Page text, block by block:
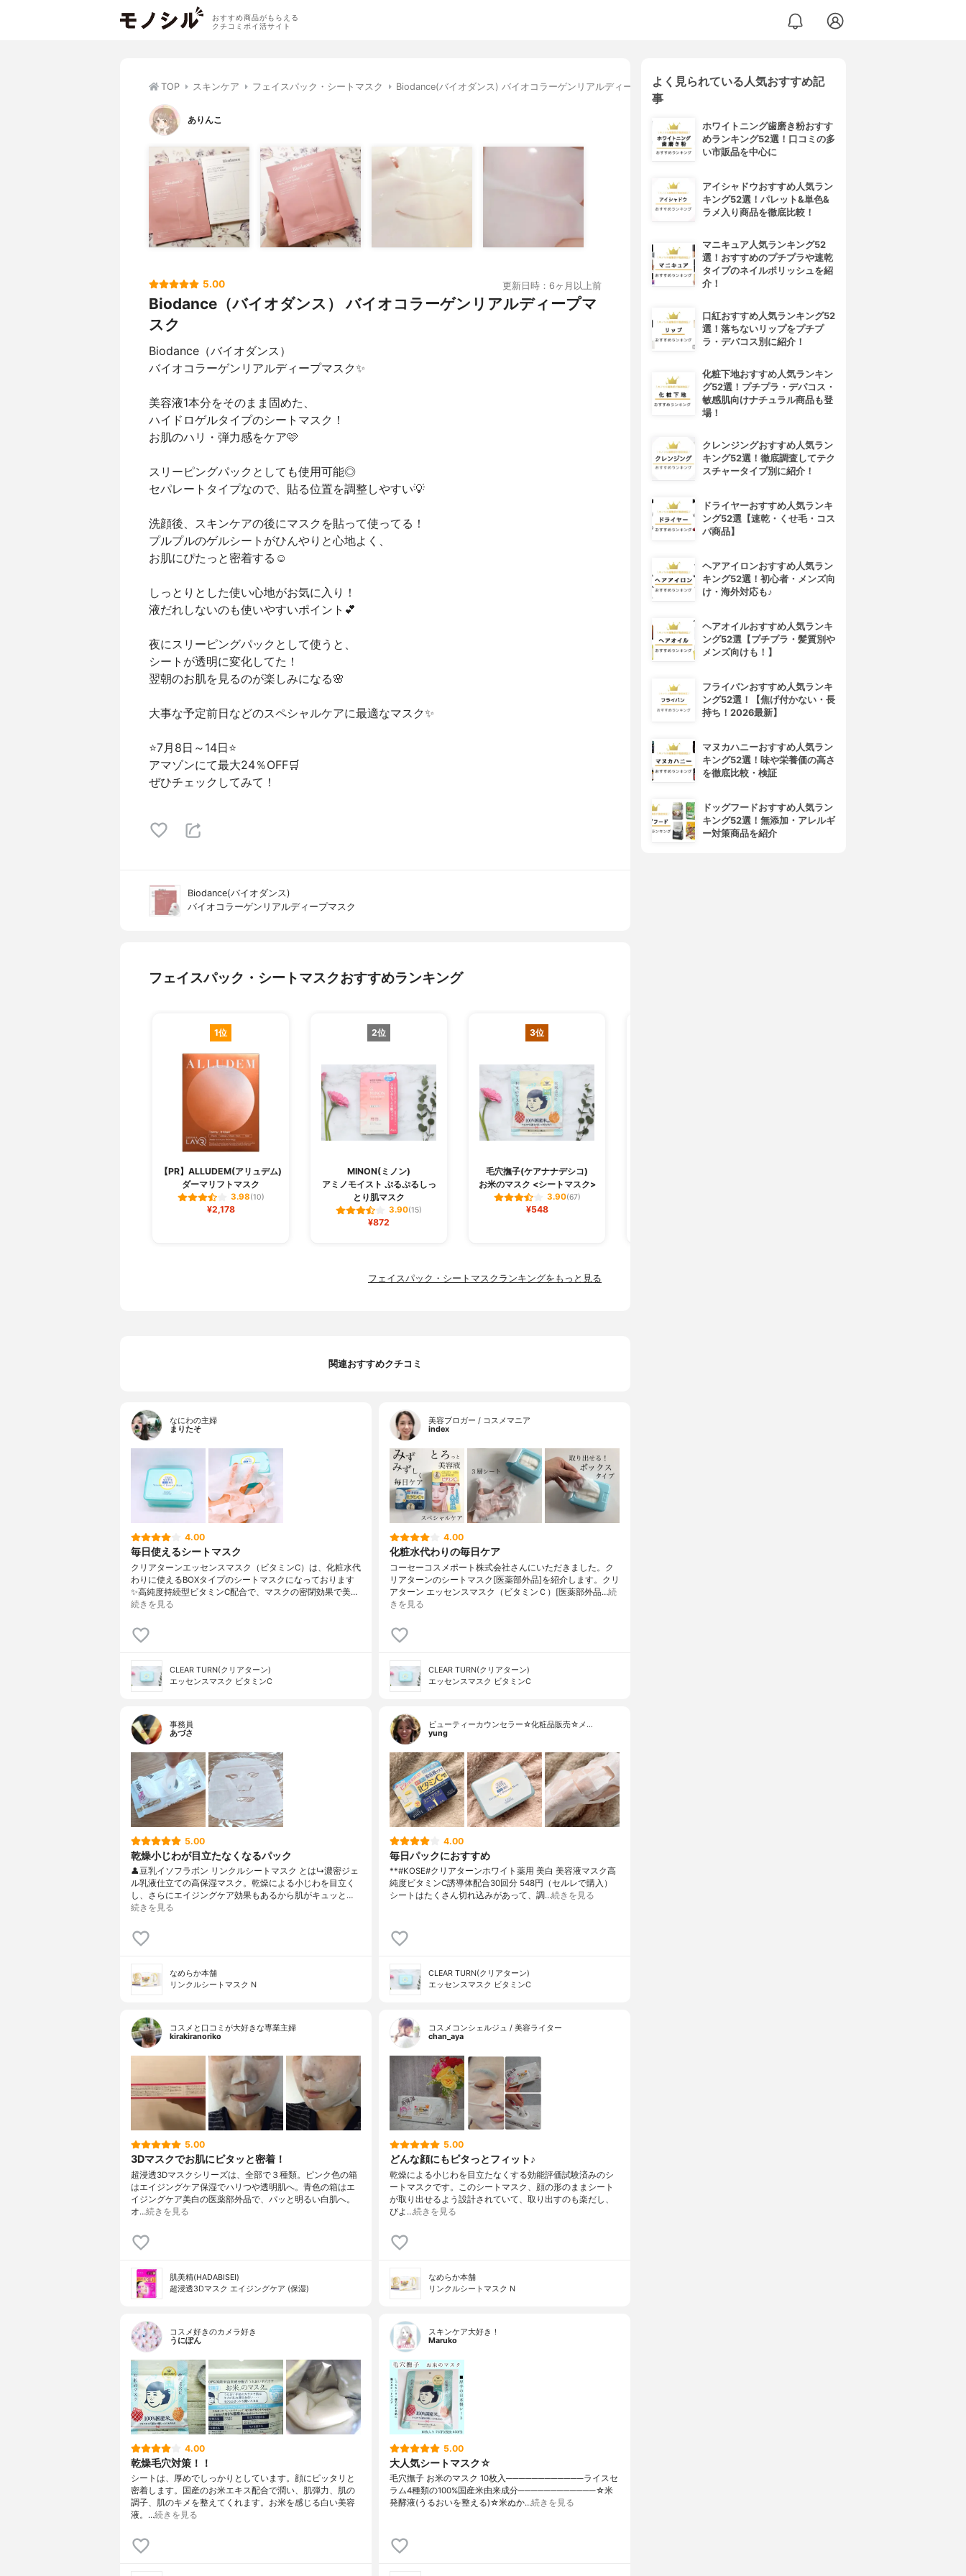
おすすめ商品がもらえる
クチコミポイ活サイト
TOP スキンケア フェイスパック・シートマスク Biodance(バイオダンス) バイオコラーゲンリアルディープマスク
ありんこ
5.00 更新日時：6ヶ月以上前
Biodance（バイオダンス） バイオコラーゲンリアルディープマ
スク
Biodance（バイオダンス）
バイオコラーゲンリアルディープマスク✨
美容液1本分をそのまま固めた、
ハイドロゲルタイプのシートマスク！
お肌のハリ・弾力感をケア🩷
スリーピングパックとしても使用可能◎
セパレートタイプなので、貼る位置を調整しやすい💡
洗顔後、スキンケアの後にマスクを貼って使ってる！
プルプルのゲルシートがひんやりと心地よく、
お肌にぴたっと密着する☺️
しっとりとした使い心地がお気に入り！
液だれしないのも使いやすいポイント💕
夜にスリーピングパックとして使うと、
シートが透明に変化してた！
翌朝のお肌を見るのが楽しみになる🌸
大事な予定前日などのスペシャルケアに最適なマスク✨
⭐7月8日～14日⭐
アマゾンにて最大24％OFF🛒
ぜひチェックしてみて！
Biodance(バイオダンス)
バイオコラーゲンリアルディープマスク
フェイスパック・シートマスクおすすめランキング
1位
【PR】ALLUDEM(アリュデム)
ダーマリフトマスク
3.98(10)
¥2,178
2位
MINON(ミノン)
アミノモイスト ぷるぷるしっ
とり肌マスク
3.90(15)
¥872
3位
毛穴撫子(ケアナナデシコ)
お米のマスク <シートマスク>
3.90(67)
¥548
フェイスパック・シートマスクランキングをもっと見る
関連おすすめクチコミ
なにわの主婦
まりたそ
4.00
毎日使えるシートマスク
クリアターンエッセンスマスク（ビタミンC）は、化粧水代
わりに使えるBOXタイプのシートマスクになっております
✨高純度持続型ビタミンC配合で、マスクの密閉効果で美…
続きを見る
CLEAR TURN(クリアターン)
エッセンスマスク ビタミンC
美容ブロガー / コスメマニア
index
4.00
化粧水代わりの毎日ケア
コーセーコスメポート株式会社さんにいただきました。ク
リアターンのシートマスク[医薬部外品]を紹介します。クリ
アターン エッセンスマスク（ビタミンＣ）[医薬部外品…続
きを見る
CLEAR TURN(クリアターン)
エッセンスマスク ビタミンC
事務員
あづさ
5.00
乾燥小じわが目立たなくなるパック
👤豆乳イソフラボン リンクルシートマスク とは↳濃密ジェ
ル乳液仕立ての高保湿マスク。乾燥による小じわを目立く
し、さらにエイジングケア効果もあるから肌がキュッと…
続きを見る
なめらか本舗
リンクルシートマスク N
ビューティーカウンセラー☆化粧品販売☆メ…
yung
4.00
毎日パックにおすすめ
**#KOSE#クリアターンホワイト薬用 美白 美容液マスク高
純度ビタミンC誘導体配合⁡30回分 548円（セルレで購入）⁡
シートはたくさん切れ込みがあって、調…続きを見る
CLEAR TURN(クリアターン)
エッセンスマスク ビタミンC
コスメと口コミが大好きな専業主婦
kirakiranoriko
5.00
3Dマスクでお肌にピタッと密着！
超浸透3Dマスクシリーズは、全部で３種類。ピンク色の箱
はエイジングケア保湿でハリつや透明肌へ。青色の箱はエ
イジングケア美白の医薬部外品で、パッと明るい白肌へ。
オ…続きを見る
肌美精(HADABISEI)
超浸透3Dマスク エイジングケア (保湿)
コスメコンシェルジュ / 美容ライター
chan_aya
5.00
どんな顔にもピタっとフィット♪
乾燥による小じわを目立たなくする効能評価試験済みのシ
ートマスクです。このシートマスク、顔の形のままシート
が取り出せるよう設計されていて、取り出すのも楽だし、
びよ…続きを見る
なめらか本舗
リンクルシートマスク N
コスメ好きのカメラ好き
うにぽん
4.00
乾燥毛穴対策！！
シートは、厚めでしっかりとしています。顔にピッタリと
密着します。国産のお米エキス配合で潤い、肌弾力、肌の
調子、肌のキメを整えてくれます。お米を感じる白い美容
液。…続きを見る
スキンケア大好き！
Maruko
5.00
大人気シートマスク☆
毛穴撫子 お米のマスク 10枚入────────────ライスセ
ラム4種類の100%国産米由来成分────────────☆米
発酵液(うるおいを整える)☆米ぬか…続きを見る
よく見られている人気おすすめ記
事
ホワイトニング歯磨き粉おすす
めランキング52選！口コミの多
い市販品を中心に
アイシャドウおすすめ人気ラン
キング52選！パレット&単色&
ラメ入り商品を徹底比較！
マニキュア人気ランキング52
選！おすすめのプチプラや速乾
タイプのネイルポリッシュを紹
介！
口紅おすすめ人気ランキング52
選！落ちないリップをプチプ
ラ・デパコス別に紹介！
化粧下地おすすめ人気ランキン
グ52選！プチプラ・デパコス・
敏感肌向けナチュラル商品も登
場！
クレンジングおすすめ人気ラン
キング52選！徹底調査してテク
スチャータイプ別に紹介！
ドライヤーおすすめ人気ランキ
ング52選【速乾・くせ毛・コス
パ商品】
ヘアアイロンおすすめ人気ラン
キング52選！初心者・メンズ向
け・海外対応も♪
ヘアオイルおすすめ人気ランキ
ング52選【プチプラ・髪質別や
メンズ向けも！】
フライパンおすすめ人気ランキ
ング52選！【焦げ付かない・長
持ち！2026最新】
マヌカハニーおすすめ人気ラン
キング52選！味や栄養価の高さ
を徹底比較・検証
ドッグフードおすすめ人気ラン
キング52選！無添加・アレルギ
ー対策商品を紹介